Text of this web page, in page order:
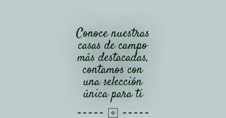
Conoce nuestras
casas de campo
más destacadas,
contamos con
una selección
única para ti